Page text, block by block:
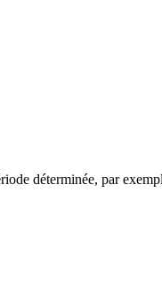
déterminée, par